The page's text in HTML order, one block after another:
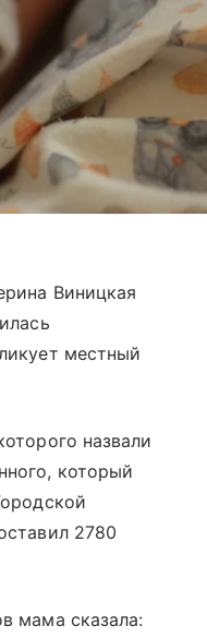
Виницкая
местный
назвали
который
2780
мама сказала: